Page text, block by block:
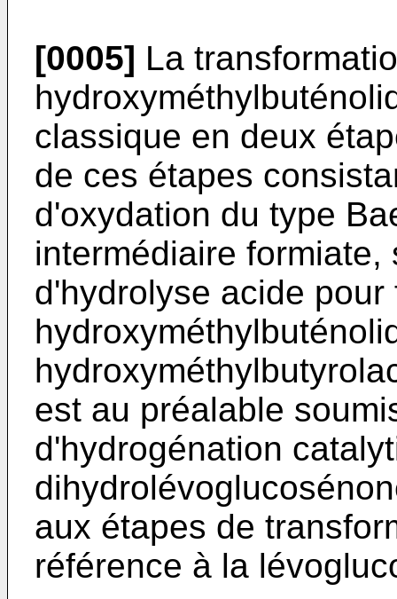
[0005] La
classique en deux
de ces étapes
d'oxydation du type
intermédiaire
d'hydrolyse acide pour
est au préalable
d'hydrogénation
aux étapes de
référence à la